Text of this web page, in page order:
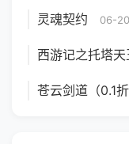
灵魂契约 06-20
西游记之托塔天
苍云剑道（0.1